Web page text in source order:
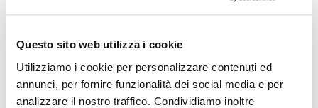
Questo sito web utilizza i cookie
Utilizziamo i cookie per personalizzare contenuti ed
annunci, per fornire funzionalità dei social media e per
analizzare il nostro traffico. Condividiamo inoltre
CONSEGNA IN
Mostra